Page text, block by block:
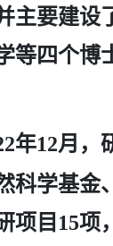
主要建设
等四个博
年12月，
科学基金
项目15项